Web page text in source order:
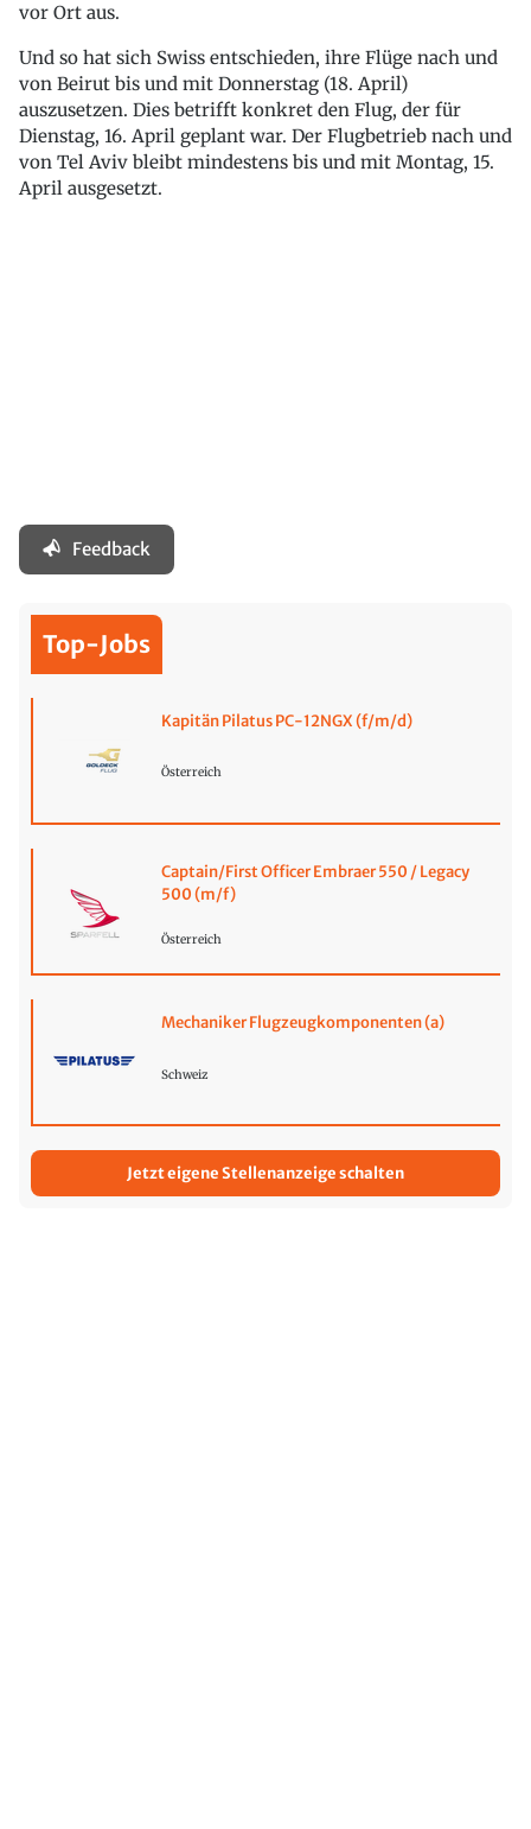
vor Ort aus.
Und so hat sich Swiss entschieden, ihre Flüge nach und
von Beirut bis und mit Donnerstag (18. April)
auszusetzen. Dies betrifft konkret den Flug, der für
Dienstag, 16. April geplant war. Der Flugbetrieb nach und
von Tel Aviv bleibt mindestens bis und mit Montag, 15.
April ausgesetzt.
Feedback
Top-Jobs
Kapitän Pilatus PC-12NGX (f/m/d)
Österreich
Captain/First Officer Embraer 550 / Legacy
500 (m/f)
Österreich
Mechaniker Flugzeugkomponenten (a)
Schweiz
Jetzt eigene Stellenanzeige schalten